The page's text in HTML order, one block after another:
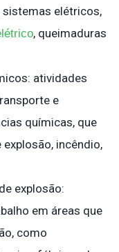
sistemas elétricos,
, queimaduras
atividades
e
químicas, que
incêndio,
explosão:
em áreas que
como